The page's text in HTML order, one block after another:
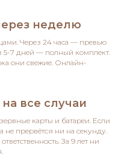
неделю
Через 24 часа — превью
5-7 дней — полный комплект.
они свежие. Онлайн-
все случаи
карты и батареи. Если
не прервётся ни на секунду.
За 9 лет ни